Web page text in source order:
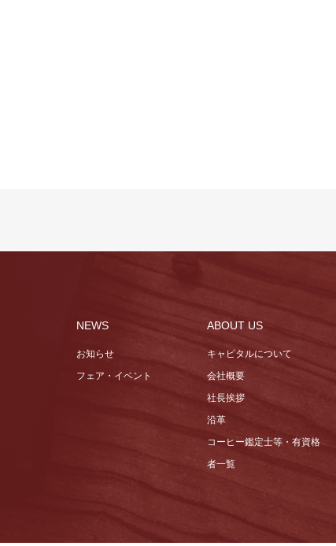
NEWS
お知らせ
フェア・イベント
ABOUT US
キャピタルについて
会社概要
社長挨拶
沿革
コーヒー鑑定士等・有資格
者一覧